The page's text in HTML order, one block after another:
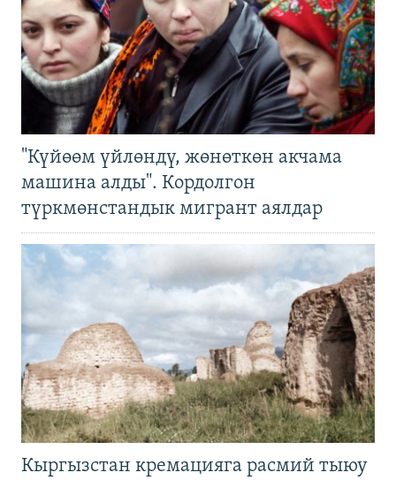
"Күйөөм үйлөндү, жөнөткөн акчама
машина алды". Кордолгон
түркмөнстандык мигрант аялдар
Кыргызстан кремацияга расмий тыюу